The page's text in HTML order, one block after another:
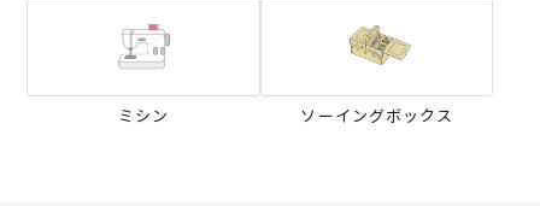
ミシン ソーイングボックス